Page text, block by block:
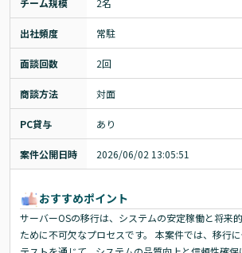
チーム規模 2名
出社頻度 常駐
面談回数 2回
商談方法 対面
PC貸与 あり
案件公開日時 2026/06/02 13:05:51
おすすめポイント
サーバーOSの移行は、システムの安定稼働と将来
ために不可欠なプロセスです。 本案件では、移行